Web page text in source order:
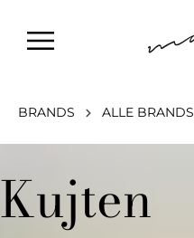
BRANDS ALLE BRANDS
Kujten